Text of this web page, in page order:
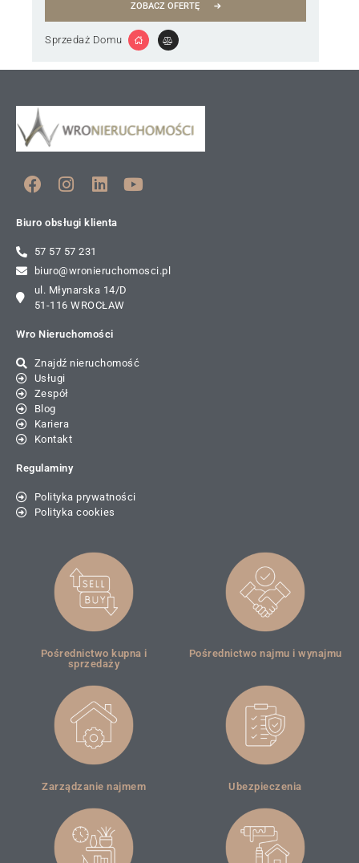
ZOBACZ OFERTĘ
Sprzedaż Domu
Biuro obsługi klienta
57 57 57 231
biuro@wronieruchomosci.pl
ul. Młynarska 14/D
51-116 WROCŁAW
Wro Nieruchomości
Znajdź nieruchomość
Usługi
Zespół
Blog
Kariera
Kontakt
Regulaminy
Polityka prywatności
Polityka cookies
Pośrednictwo kupna i
sprzedaży
Pośrednictwo najmu i wynajmu
Zarządzanie najmem Ubezpieczenia